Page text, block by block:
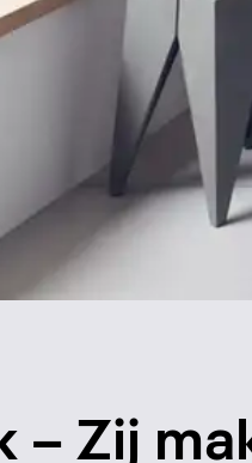
– Zij